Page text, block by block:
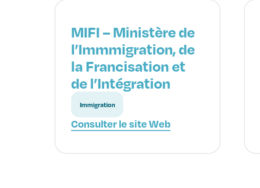
MIFI – Ministère de
l’Immmigration, de
la Francisation et
de l’Intégration
Immigration
Consulter le site Web